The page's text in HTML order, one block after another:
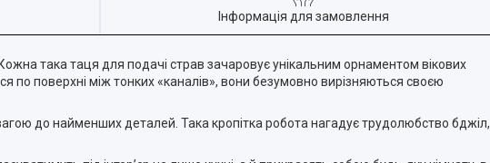
Інформація для замовлення
така таця для подачі страв зачаровує унікальним орнаментом вікових
по поверхні між тонких «каналів», вони безумовно вирізняються своєю
до найменших деталей. Така кропітка робота нагадує трудолюбство бджіл,